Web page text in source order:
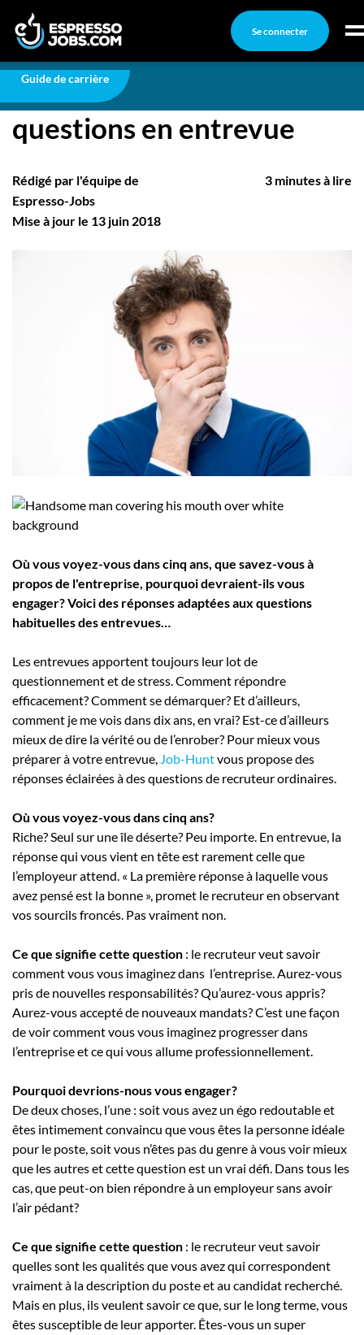
Se connecter
Connexion
Créez un compte
Recherchez un emploi
Compagnies
Ma boîte à outils
Nos chroniques
Inscrivez-vous à l'infolettre
Employeurs
Publiez une offre d'emploi
Guide de carrière
Carrière Petites vérités sur les questions en entrevue
Petites vérités sur les
questions en entrevue
Rédigé par l'équipe de
Espresso-Jobs
Mise à jour le 13 juin 2018
3 minutes à lire
Où vous voyez-vous dans cinq ans, que savez-vous à
propos de l'entreprise, pourquoi devraient-ils vous
engager? Voici des réponses adaptées aux questions
habituelles des entrevues…
Les entrevues apportent toujours leur lot de
questionnement et de stress. Comment répondre
efficacement? Comment se démarquer? Et d’ailleurs,
comment je me vois dans dix ans, en vrai? Est-ce d’ailleurs
mieux de dire la vérité ou de l’enrober? Pour mieux vous
préparer à votre entrevue, Job-Huntvous propose des
réponses éclairées à des questions de recruteur ordinaires.
Où vous voyez-vous dans cinq ans?
Riche? Seul sur une île déserte? Peu importe. En entrevue, la
réponse qui vous vient en tête est rarement celle que
l’employeur attend. « La première réponse à laquelle vous
avez pensé est la bonne », promet le recruteur en observant
vos sourcils froncés. Pas vraiment non.
Ce que signifie cette question : le recruteur veut savoir
comment vous vous imaginez dans l’entreprise. Aurez-vous
pris de nouvelles responsabilités? Qu’aurez-vous appris?
Aurez-vous accepté de nouveaux mandats? C’est une façon
de voir comment vous vous imaginez progresser dans
l’entreprise et ce qui vous allume professionnellement.
Pourquoi devrions-nous vous engager?
De deux choses, l’une : soit vous avez un égo redoutable et
êtes intimement convaincu que vous êtes la personne idéale
pour le poste, soit vous n’êtes pas du genre à vous voir mieux
que les autres et cette question est un vrai défi. Dans tous les
cas, que peut-on bien répondre à un employeur sans avoir
l’air pédant?
Ce que signifie cette question : le recruteur veut savoir
quelles sont les qualités que vous avez qui correspondent
vraiment à la description du poste et au candidat recherché.
Mais en plus, ils veulent savoir ce que, sur le long terme, vous
êtes susceptible de leur apporter. Êtes-vous un super